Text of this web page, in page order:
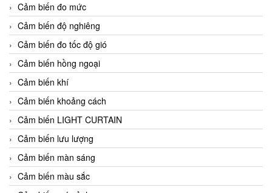
Cảm biến đo mức
Cảm biến độ nghiêng
Cảm biến đo tốc độ gió
Cảm biến hồng ngoại
Cảm biến khí
Cảm biến khoảng cách
Cảm biến LIGHT CURTAIN
Cảm biến lưu lượng
Cảm biến màn sáng
Cảm biến màu sắc